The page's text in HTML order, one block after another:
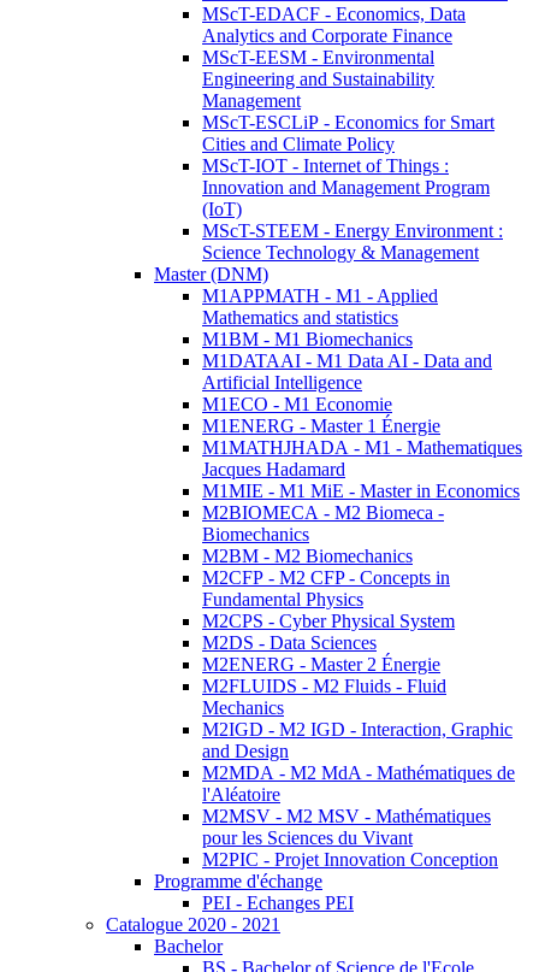
MScT-EDACF - Economics, Data
Analytics and Corporate Finance
MScT-EESM - Environmental
Engineering and Sustainability
Management
MScT-ESCLiP - Economics for Smart
Cities and Climate Policy
MScT-IOT - Internet of Things :
Innovation and Management Program
(IoT)
MScT-STEEM - Energy Environment :
Science Technology & Management
Master (DNM)
M1APPMATH - M1 - Applied
Mathematics and statistics
M1BM - M1 Biomechanics
M1DATAAI - M1 Data AI - Data and
Artificial Intelligence
M1ECO - M1 Economie
M1ENERG - Master 1 Énergie
M1MATHJHADA - M1 - Mathematiques
Jacques Hadamard
M1MIE - M1 MiE - Master in Economics
M2BIOMECA - M2 Biomeca -
Biomechanics
M2BM - M2 Biomechanics
M2CFP - M2 CFP - Concepts in
Fundamental Physics
M2CPS - Cyber Physical System
M2DS - Data Sciences
M2ENERG - Master 2 Énergie
M2FLUIDS - M2 Fluids - Fluid
Mechanics
M2IGD - M2 IGD - Interaction, Graphic
and Design
M2MDA - M2 MdA - Mathématiques de
l'Aléatoire
M2MSV - M2 MSV - Mathématiques
pour les Sciences du Vivant
M2PIC - Projet Innovation Conception
Programme d'échange
PEI - Echanges PEI
Catalogue 2020 - 2021
Bachelor
BS - Bachelor of Science de l'Ecole